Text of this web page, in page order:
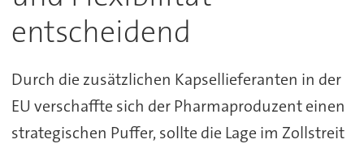
entscheidend
Durch die zusätzlichen Kapsellieferanten in der
EU verschaffte sich der Pharmaproduzent einen
strategischen Puffer, sollte die Lage im Zollstreit